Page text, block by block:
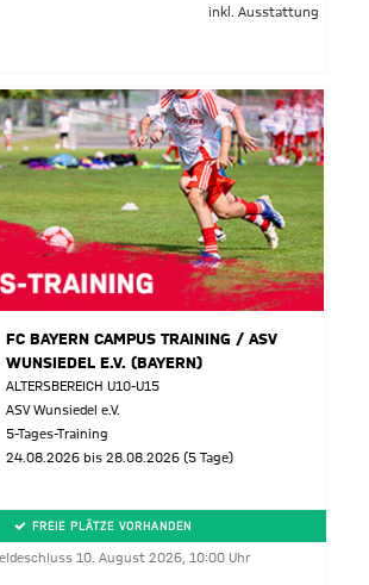
inkl. Ausstattung
FC BAYERN CAMPUS TRAINING / ASV
WUNSIEDEL E.V. (BAYERN)
ALTERSBEREICH U10-U15
ASV Wunsiedel e.V.
5-Tages-Training
24.08.2026 bis 28.08.2026 (5 Tage)
FREIE PLÄTZE VORHANDEN
10. August 2026, 10:00 Uhr